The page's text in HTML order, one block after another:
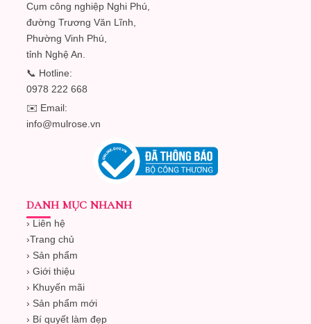
Cụm công nghiệp Nghi Phú,
đường Trương Văn Lĩnh,
Phường Vinh Phú,
tỉnh Nghệ An.
📞 Hotline:
0978 222 668
✉️ Email:
info@mulrose.vn
DANH MỤC NHANH
› Liên hệ
›Trang chủ
› Sản phẩm
› Giới thiệu
› Khuyến mãi
› Sản phẩm mới
› Bí quyết làm đẹp